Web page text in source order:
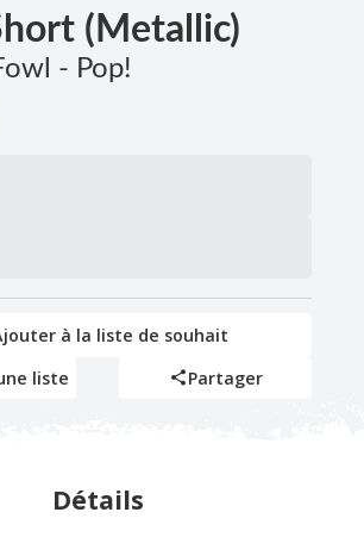
(Metallic)
- Pop!
à la liste de souhait
liste
Partager
Détails